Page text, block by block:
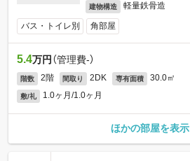
建物構造 軽量鉄骨造
バス・トイレ別 角部屋
5.4万円 （管理費-）
階数 2階 間取り 2DK 専有面積 30.0㎡
敷/礼 1.0ヶ月/1.0ヶ月
ほかの部屋を表示